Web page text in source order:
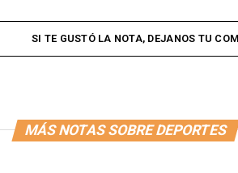
SI TE GUSTÓ LA NOTA, DEJANOS TU
MÁS NOTAS SOBRE DEPORTES